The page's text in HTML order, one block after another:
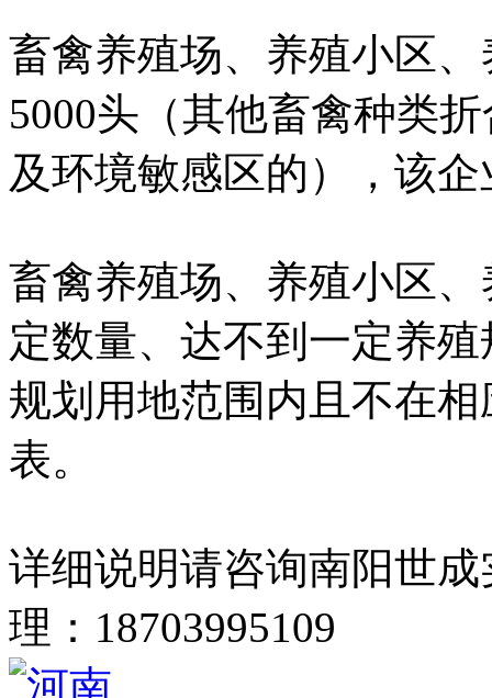
畜禽养殖场、养殖小区
5000头（其他畜禽种类
及环境敏感区的），该
畜禽养殖场、养殖小区
定数量、达不到一定养
规划用地范围内且不在
表。
详细说明请咨询南阳世
理：18703995109